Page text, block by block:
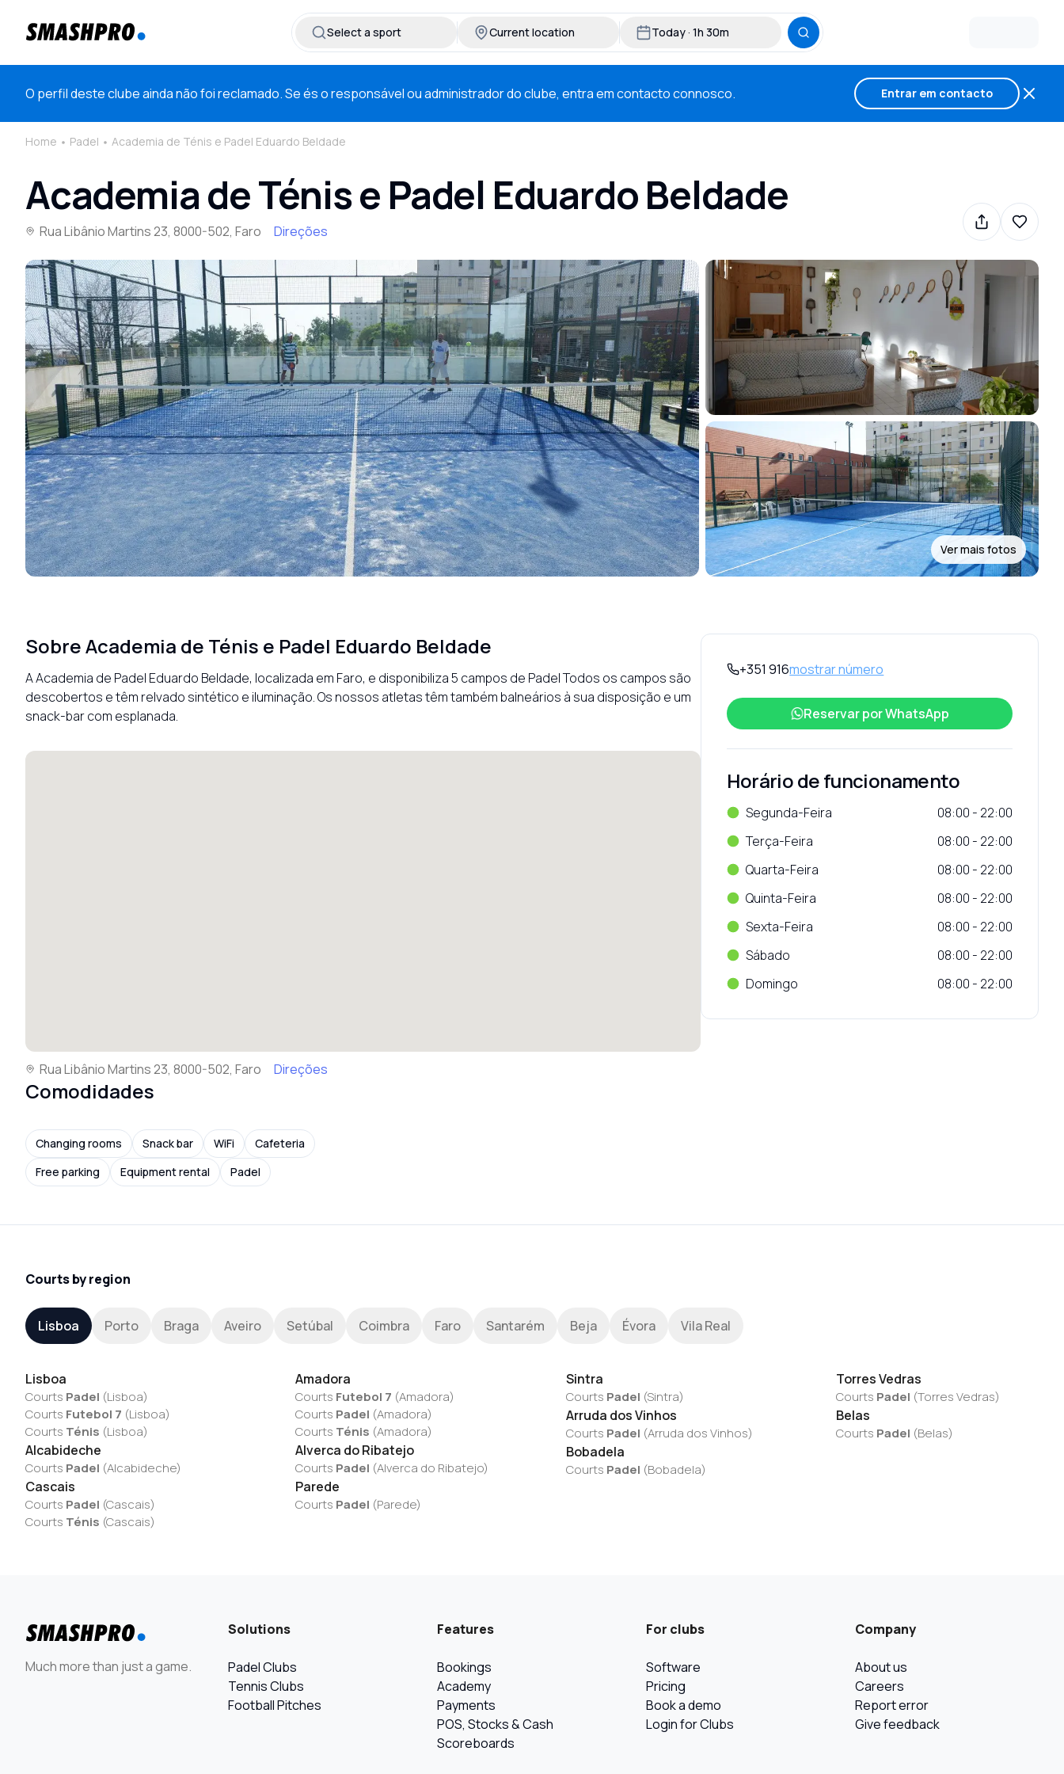
Select a sport Current location Today · 1h 30m
O perfil deste clube ainda não foi reclamado. Se és o responsável ou administrador do clube, entra em contacto connosco. Entrar em contacto
Ver mais fotos
Home Padel Academia de Ténis e Padel Eduardo Beldade
Academia de Ténis e Padel Eduardo Beldade
Rua Libânio Martins 23, 8000-502, Faro Direções
SobreAcademia de Ténis e Padel Eduardo Beldade
A Academia de Padel Eduardo Beldade, localizada em Faro, e disponibiliza 5 campos de Padel Todos os campos são
descobertos e têm relvado sintético e iluminação. Os nossos atletas têm também balneários à sua disposição e um
snack-bar com esplanada.
Rua Libânio Martins 23, 8000-502, Faro Direções
Comodidades
Changing rooms Snack bar WiFi
Cafeteria
Free parking
Equipment rental Padel
+351 916mostrar número
Reservar porWhatsApp
Horário de funcionamento
Segunda-Feira
08:00 - 22:00
Terça-Feira
08:00 - 22:00
Quarta-Feira
08:00 - 22:00
Quinta-Feira
08:00 - 22:00
Sexta-Feira
08:00 - 22:00
Sábado
08:00 - 22:00
Domingo
08:00 - 22:00
Courts by region
Lisboa Porto Braga Aveiro Setúbal Coimbra Faro Santarém Beja Évora Vila Real
Lisboa
Courts Padel (Lisboa)
Courts Futebol 7 (Lisboa)
Courts Ténis (Lisboa)
Alcabideche
Courts Padel (Alcabideche)
Cascais
Courts Padel (Cascais)
Courts Ténis (Cascais)
Amadora
Courts Futebol 7 (Amadora)
Courts Padel (Amadora)
Courts Ténis (Amadora)
Alverca do Ribatejo
Courts Padel (Alverca do Ribatejo)
Parede
Courts Padel (Parede)
Sintra
Courts Padel (Sintra)
Arruda dos Vinhos
Courts Padel (Arruda dos Vinhos)
Bobadela
Courts Padel (Bobadela)
Torres Vedras
Courts Padel (Torres Vedras)
Belas
Courts Padel (Belas)
Much more than just a game.
Solutions
Padel Clubs
Tennis Clubs
Football Pitches
Features
Bookings
Academy
Payments
POS, Stocks & Cash
Scoreboards
For clubs
Software
Pricing
Book a demo
Login for Clubs
Company
About us
Careers
Report error
Give feedback